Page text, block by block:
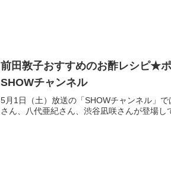
前田敦子おすすめのお酢レシピ★ポ
SHOWチャンネル
5月1日（土）放送の「SHOWチャンネル」
さん、八代亜紀さん、渋谷凪咲さんが登場し